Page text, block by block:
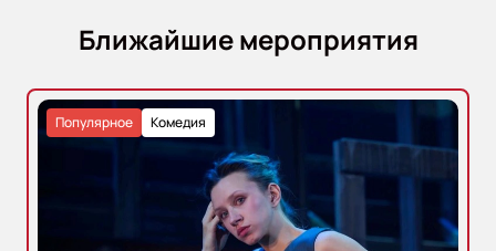
Ближайшие мероприятия
Комедия
Популярное